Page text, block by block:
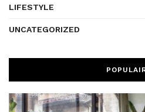
LIFESTYLE
UNCATEGORIZED